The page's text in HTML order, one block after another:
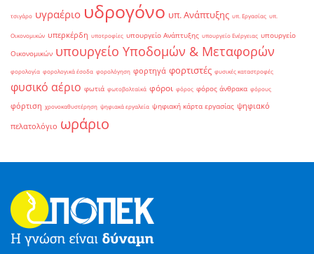
τσιγάρο υγραέριο υδρογόνο υπ. Ανάπτυξης υπ. Εργασίας υπ.
Οικονομικών υπερκέρδη υποτροφίες υπουργείο Ανάπτυξης υπουργείο Ενέργειας υπουργείο
Οικονομικών υπουργείο Υποδομών & Μεταφορών
φορολογία φορολογικά έσοδα φορολόγηση φορτηγά φορτιστές φυσικές καταστροφές
φυσικό αέριο φωτιά φωτοβολταϊκά φόροι φόρος φόρος άνθρακα φόρους
φόρτιση χρονοκαθυστέρηση ψηφιακά εργαλεία ψηφιακή κάρτα εργασίας ψηφιακό
πελατολόγιο ωράριο